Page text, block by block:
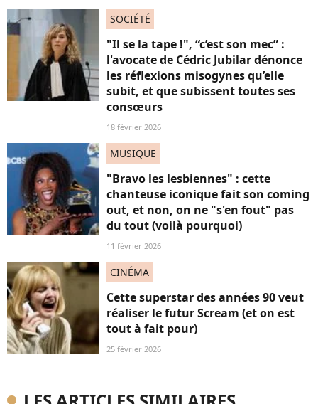
SOCIÉTÉ
"Il se la tape !", “c’est son mec” :
l'avocate de Cédric Jubilar dénonce
les réflexions misogynes qu’elle
subit, et que subissent toutes ses
consœurs
18 février 2026
MUSIQUE
"Bravo les lesbiennes" : cette
chanteuse iconique fait son coming
out, et non, on ne "s'en fout" pas
du tout (voilà pourquoi)
11 février 2026
CINÉMA
Cette superstar des années 90 veut
réaliser le futur Scream (et on est
tout à fait pour)
25 février 2026